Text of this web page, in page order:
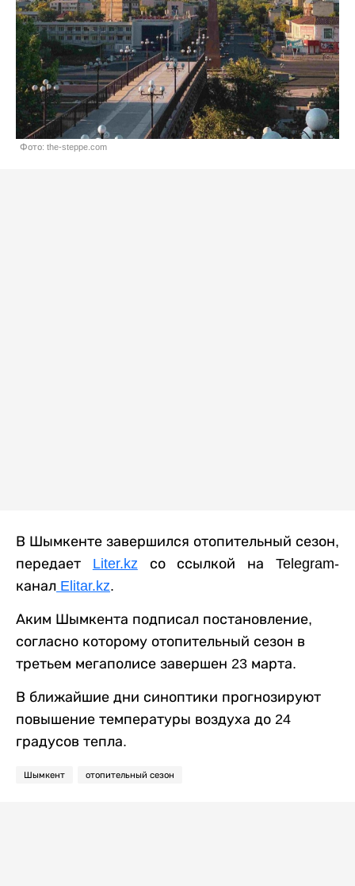
Фото: the-steppe.com
В Шымкенте завершился отопительный сезон,
передает Liter.kz со ссылкой на Telegram-
канал Elitar.kz.
Аким Шымкента подписал постановление,
согласно которому отопительный сезон в
третьем мегаполисе завершен 23 марта.
В ближайшие дни синоптики прогнозируют
повышение температуры воздуха до 24
градусов тепла.
Шымкент отопительный сезон